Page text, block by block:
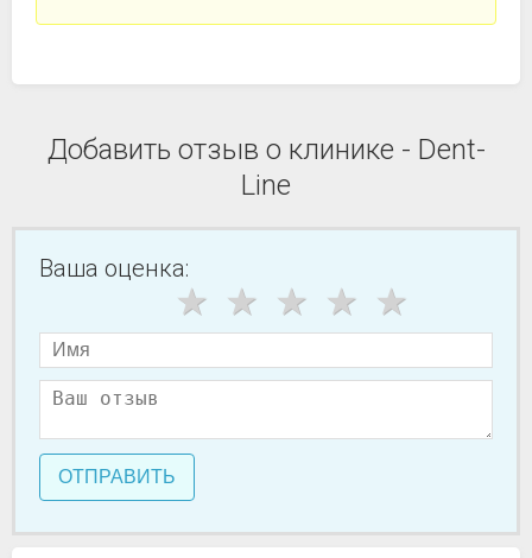
Добавить отзыв о клинике - Dent-
Line
Ваша оценка:
ОТПРАВИТЬ